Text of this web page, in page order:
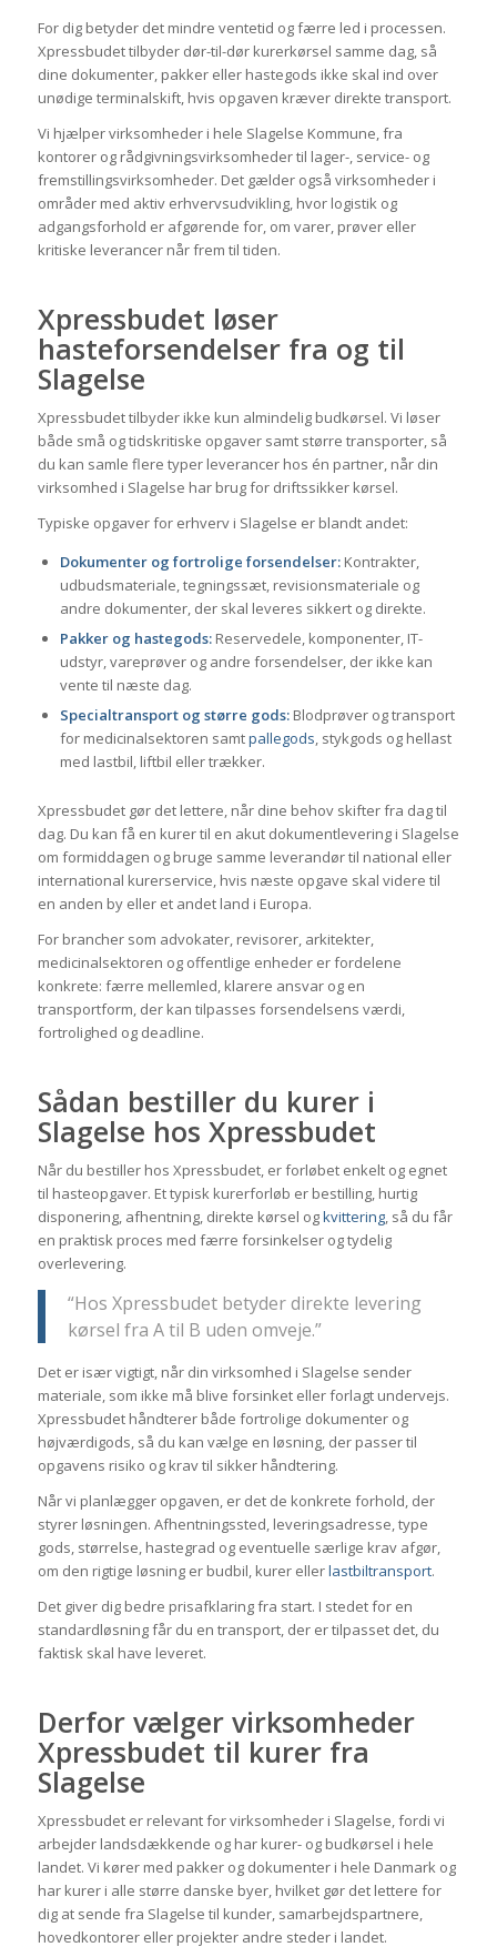
For dig betyder det mindre ventetid og færre led i processen.
Xpressbudet tilbyder dør-til-dør kurerkørsel samme dag, så
dine dokumenter, pakker eller hastegods ikke skal ind over
unødige terminalskift, hvis opgaven kræver direkte transport.
Vi hjælper virksomheder i hele Slagelse Kommune, fra
kontorer og rådgivningsvirksomheder til lager-, service- og
fremstillingsvirksomheder. Det gælder også virksomheder i
områder med aktiv erhvervsudvikling, hvor logistik og
adgangsforhold er afgørende for, om varer, prøver eller
kritiske leverancer når frem til tiden.
Xpressbudet løser
hasteforsendelser fra og til
Slagelse
Xpressbudet tilbyder ikke kun almindelig budkørsel. Vi løser
både små og tidskritiske opgaver samt større transporter, så
du kan samle flere typer leverancer hos én partner, når din
virksomhed i Slagelse har brug for driftssikker kørsel.
Typiske opgaver for erhverv i Slagelse er blandt andet:
Dokumenter og fortrolige forsendelser:Kontrakter,
udbudsmateriale, tegningssæt, revisionsmateriale og
andre dokumenter, der skal leveres sikkert og direkte.
Pakker og hastegods:Reservedele, komponenter, IT-
udstyr, vareprøver og andre forsendelser, der ikke kan
vente til næste dag.
Specialtransport og større gods:Blodprøver og transport
for medicinalsektoren samtpallegods, stykgods og hellast
med lastbil, liftbil eller trækker.
Xpressbudet gør det lettere, når dine behov skifter fra dag til
dag. Du kan få en kurer til en akut dokumentlevering i Slagelse
om formiddagen og bruge samme leverandør til national eller
international kurerservice, hvis næste opgave skal videre til
en anden by eller et andet land i Europa.
For brancher som advokater, revisorer, arkitekter,
medicinalsektoren og offentlige enheder er fordelene
konkrete: færre mellemled, klarere ansvar og en
transportform, der kan tilpasses forsendelsens værdi,
fortrolighed og deadline.
Sådan bestiller du kurer i
Slagelse hos Xpressbudet
Når du bestiller hos Xpressbudet, er forløbet enkelt og egnet
til hasteopgaver. Et typisk kurerforløb er bestilling, hurtig
disponering, afhentning, direkte kørsel ogkvittering, så du får
en praktisk proces med færre forsinkelser og tydelig
overlevering.
“Hos Xpressbudet betyder direkte levering
kørsel fra A til B uden omveje.”
Det er især vigtigt, når din virksomhed i Slagelse sender
materiale, som ikke må blive forsinket eller forlagt undervejs.
Xpressbudet håndterer både fortrolige dokumenter og
højværdigods, så du kan vælge en løsning, der passer til
opgavens risiko og krav til sikker håndtering.
Når vi planlægger opgaven, er det de konkrete forhold, der
styrer løsningen. Afhentningssted, leveringsadresse, type
gods, størrelse, hastegrad og eventuelle særlige krav afgør,
om den rigtige løsning er budbil, kurer ellerlastbiltransport.
Det giver dig bedre prisafklaring fra start. I stedet for en
standardløsning får du en transport, der er tilpasset det, du
faktisk skal have leveret.
Derfor vælger virksomheder
Xpressbudet til kurer fra
Slagelse
Xpressbudet er relevant for virksomheder i Slagelse, fordi vi
arbejder landsdækkende og har kurer- og budkørsel i hele
landet. Vi kører med pakker og dokumenter i hele Danmark og
har kurer i alle større danske byer, hvilket gør det lettere for
dig at sende fra Slagelse til kunder, samarbejdspartnere,
hovedkontorer eller projekter andre steder i landet.